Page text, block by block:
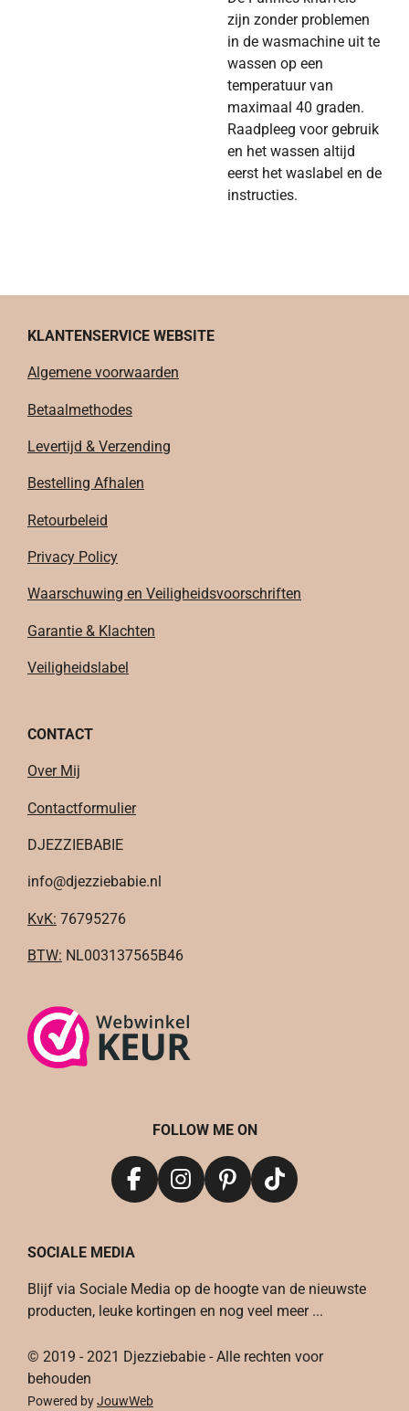
zijn zonder problemen
in de wasmachine uit te
wassen op een
temperatuur van
maximaal 40 graden.
Raadpleeg voor gebruik
en het wassen altijd
eerst het waslabel en de
instructies.
KLANTENSERVICE WEBSITE
Algemene voorwaarden
Betaalmethodes
Levertijd & Verzending
Bestelling Afhalen
Retourbeleid
Privacy Policy
Waarschuwing en Veiligheidsvoorschriften
Garantie & Klachten
Veiligheidslabel
CONTACT
Over Mij
Contactformulier
DJEZZIEBABIE
info@djezziebabie.nl
KvK: 76795276
BTW: NL003137565B46
FOLLOW ME ON
F
e
o
o
I
g
r
m
P
r
e
t
T
k
SOCIALE MEDIA
Blijf via Sociale Media op de hoogte van de nieuwste
producten, leuke kortingen en nog veel meer ...
© 2019 - 2021 Djezziebabie - Alle rechten voor
behouden
Powered byJouwWeb